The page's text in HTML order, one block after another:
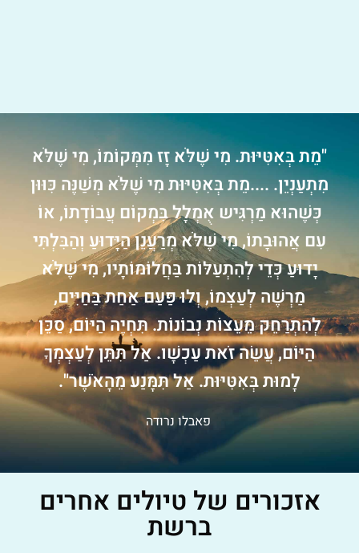
"מֵת בְּאִטִּיּוּת. מִי שֶׁלֹּא זָז מִמְּקוֹמוֹ, מִי שֶׁלֹּא
מִתְעַנְיֵן. ....מֵת בְּאִטִּיּוּת מִי שֶׁלֹּא מְשַׁנֶּה כִּוּוּן
כְּשֶׁהוּא מַרְגִּיש אֻמְלָל בִּמְקוֹם עֲבוֹדָתוֹ, אוֹ
עִם אֲהוּבָתוֹ, מִי שֶׁלֹּא מְרַעֲנֵן הַיָּדוּעַ וְהַבִּלְתִּי
יָדוּעַ כְּדֵי לְהִתְעַלּוֹת בַּחֲלוֹמוֹתָיו, מִי שֶׁלֹּא
מַרְשֶׁה לְעַצְמוֹ, וְלוּ פַּעַם אַחַת בַּחַיִּים,
לְהִתְרַחֵק מֵעֵצוֹת נְבוֹנוֹת. תִּחְיֶה הַיּוֹם, סַכֵּן
הַיּוֹם, עֲשֵׂה זֹאת עַכְשָׁו. אַל תִּתֵּן לְעַצְמְךָ
לָמוּת בְּאִטִּיּוּת. אַל תִּמָּנַע מֵהָאֹשֶׁר".
פאבלו נרודה
אזכורים של טיולים אחרים
ברשת